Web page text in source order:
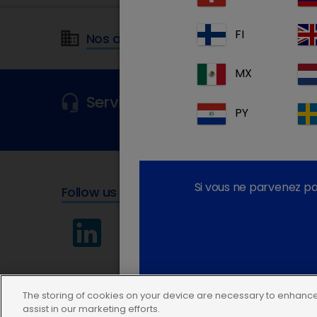
Nos adresses
Service clientèle Pour plus
Follow us
Politique de Confidentialité
FI
MX
PY
Si vous ne parvenez
The storing of cookies on your device are necessary to
assist in our marketing efforts.